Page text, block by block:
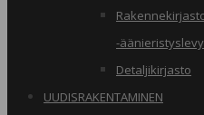
-äänieristyslevy
Detaljikirjasto
UUDISRAKENTAMINEN